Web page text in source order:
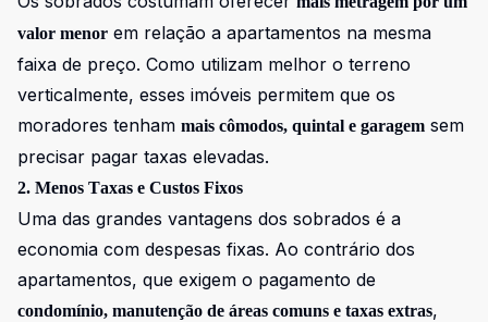
valor menor em relação a apartamentos na mesma
faixa de preço. Como utilizam melhor o terreno
verticalmente, esses imóveis permitem que os
moradores tenham mais cômodos, quintal e garagem sem
precisar pagar taxas elevadas.
2. Menos Taxas e Custos Fixos
Uma das grandes vantagens dos sobrados é a
economia com despesas fixas. Ao contrário dos
apartamentos, que exigem o pagamento de
condomínio, manutenção de áreas comuns e taxas extras,